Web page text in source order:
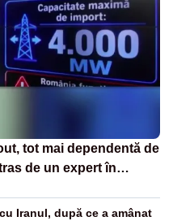
tot mai dependentă de
de un expert în
Iranul, după ce a amânat